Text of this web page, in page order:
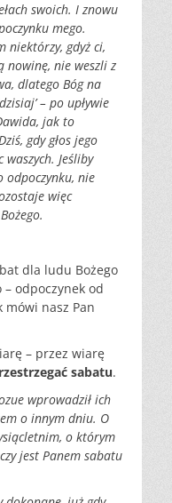
swoich. I znowu
mego.
niektórzy, gdyż ci,
nowinę, nie weszli z
dlatego Bóg na
– po upływie
jak to
gdy głos jego
waszych. Jeśliby
odpoczynku, nie
więc
dla ludu Bożego
odpoczynek od
mówi nasz Pan
– przez wiarę
sabatu.
wprowadził ich
o innym dniu. O
o którym
jest Panem sabatu